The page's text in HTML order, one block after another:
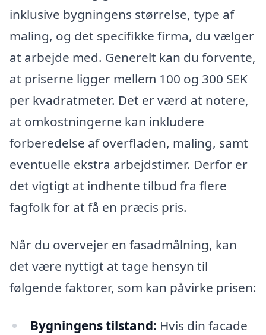
inklusive bygningens størrelse, type af
maling, og det specifikke firma, du vælger
at arbejde med. Generelt kan du forvente,
at priserne ligger mellem 100 og 300 SEK
per kvadratmeter. Det er værd at notere,
at omkostningerne kan inkludere
forberedelse af overfladen, maling, samt
eventuelle ekstra arbejdstimer. Derfor er
det vigtigt at indhente tilbud fra flere
fagfolk for at få en præcis pris.
Når du overvejer en fasadmålning, kan
det være nyttigt at tage hensyn til
følgende faktorer, som kan påvirke prisen:
Bygningens tilstand: Hvis din facade